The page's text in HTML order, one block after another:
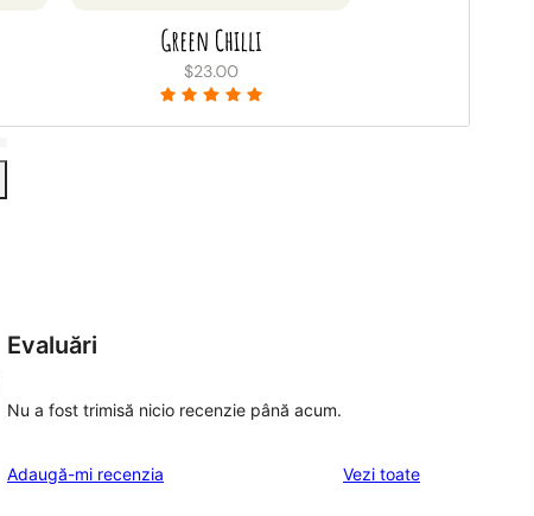
Evaluări
Nu a fost trimisă nicio recenzie până acum.
Adaugă-mi recenzia Vezi toaterecenziile